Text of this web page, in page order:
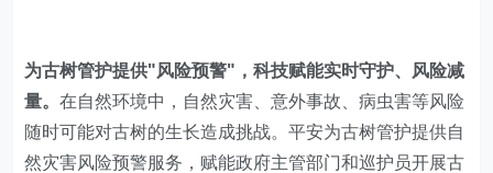
为古树管护提供"风险预警"，科技赋能实时守护、风险减
量。在自然环境中，自然灾害、意外事故、病虫害等风险
随时可能对古树的生长造成挑战。平安为古树管护提供自
然灾害风险预警服务，赋能政府主管部门和巡护员开展古